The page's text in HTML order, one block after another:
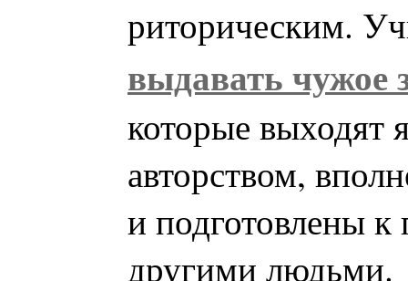
риторическим.
выдавать чужое
которые выходят
авторством,
и подготовлены к
другими людьми.